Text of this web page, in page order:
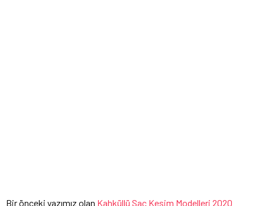
Bir önceki yazımız olan Kahküllü Saç Kesim Modelleri 2020